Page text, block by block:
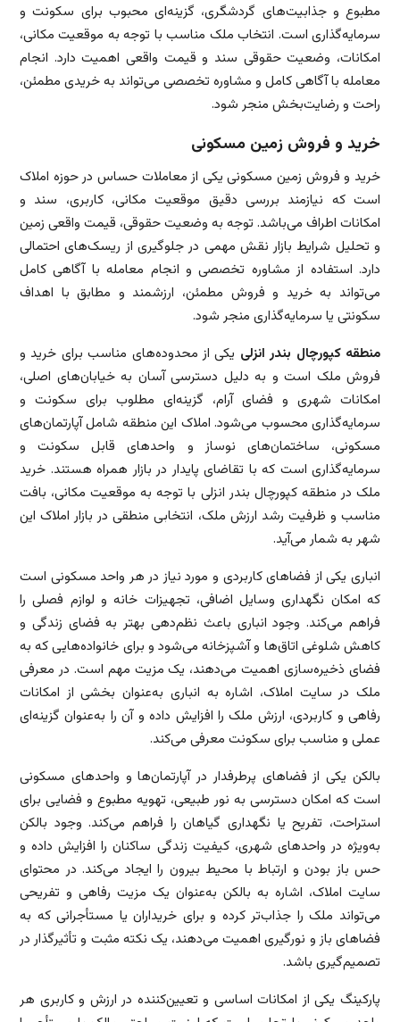
مطبوع و جذابیت‌های گردشگری، گزینه‌ای محبوب برای سکونت و
سرمایه‌گذاری است. انتخاب ملک مناسب با توجه به موقعیت مکانی،
امکانات، وضعیت حقوقی سند و قیمت واقعی اهمیت دارد. انجام
معامله با آگاهی کامل و مشاوره تخصصی می‌تواند به خریدی مطمئن،
راحت و رضایت‌بخش منجر شود.
خرید و فروش زمین مسکونی
خرید و فروش زمین مسکونی یکی از معاملات حساس در حوزه املاک
است که نیازمند بررسی دقیق موقعیت مکانی، کاربری، سند و
امکانات اطراف می‌باشد. توجه به وضعیت حقوقی، قیمت واقعی زمین
و تحلیل شرایط بازار نقش مهمی در جلوگیری از ریسک‌های احتمالی
دارد. استفاده از مشاوره تخصصی و انجام معامله با آگاهی کامل
می‌تواند به خرید و فروش مطمئن، ارزشمند و مطابق با اهداف
سکونتی یا سرمایه‌گذاری منجر شود.
منطقه کپورچال بندر انزلی یکی از محدوده‌های مناسب برای خرید و
فروش ملک است و به دلیل دسترسی آسان به خیابان‌های اصلی،
امکانات شهری و فضای آرام، گزینه‌ای مطلوب برای سکونت و
سرمایه‌گذاری محسوب می‌شود. املاک این منطقه شامل آپارتمان‌های
مسکونی، ساختمان‌های نوساز و واحدهای قابل سکونت و
سرمایه‌گذاری است که با تقاضای پایدار در بازار همراه هستند. خرید
ملک در منطقه کپورچال بندر انزلی با توجه به موقعیت مکانی، بافت
مناسب و ظرفیت رشد ارزش ملک، انتخابی منطقی در بازار املاک این
شهر به شمار می‌آید.
انباری یکی از فضاهای کاربردی و مورد نیاز در هر واحد مسکونی است
که امکان نگهداری وسایل اضافی، تجهیزات خانه و لوازم فصلی را
فراهم می‌کند. وجود انباری باعث نظم‌دهی بهتر به فضای زندگی و
کاهش شلوغی اتاق‌ها و آشپزخانه می‌شود و برای خانواده‌هایی که به
فضای ذخیره‌سازی اهمیت می‌دهند، یک مزیت مهم است. در معرفی
ملک در سایت املاک، اشاره به انباری به‌عنوان بخشی از امکانات
رفاهی و کاربردی، ارزش ملک را افزایش داده و آن را به‌عنوان گزینه‌ای
عملی و مناسب برای سکونت معرفی می‌کند.
بالکن یکی از فضاهای پرطرفدار در آپارتمان‌ها و واحدهای مسکونی
است که امکان دسترسی به نور طبیعی، تهویه مطبوع و فضایی برای
استراحت، تفریح یا نگهداری گیاهان را فراهم می‌کند. وجود بالکن
به‌ویژه در واحدهای شهری، کیفیت زندگی ساکنان را افزایش داده و
حس باز بودن و ارتباط با محیط بیرون را ایجاد می‌کند. در محتوای
سایت املاک، اشاره به بالکن به‌عنوان یک مزیت رفاهی و تفریحی
می‌تواند ملک را جذاب‌تر کرده و برای خریداران یا مستأجرانی که به
فضاهای باز و نورگیری اهمیت می‌دهند، یک نکته مثبت و تأثیرگذار در
تصمیم‌گیری باشد.
پارکینگ یکی از امکانات اساسی و تعیین‌کننده در ارزش و کاربری هر